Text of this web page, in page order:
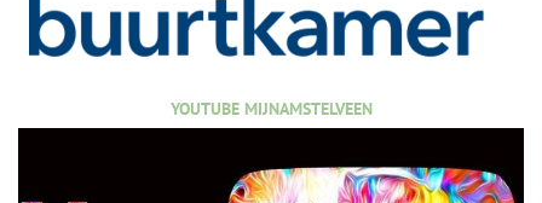
YOUTUBE MIJNAMSTELVEEN